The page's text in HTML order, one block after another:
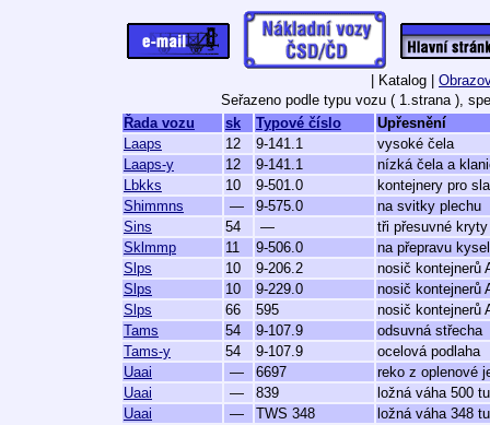
| Katalog |
Seřazeno podle typu vozu ( 1.strana ),
Řada vozu
sk Typové číslo
Upřesnění
Laaps
12 9-141.1
vysoké čela
Laaps-y
12 9-141.1
nízká čela a
Lbkks
10 9-501.0
kontejnery pro
Shimmns
— 9-575.0
na svitky plechu
Sins
54 —
tři přesuvné kryty
Sklmmp
11 9-506.0
na přepravu
Slps
10 9-206.2
nosič kontejnerů
Slps
10 9-229.0
nosič kontejnerů
Slps
66 595
nosič kontejnerů
Tams
54 9-107.9
odsuvná střecha
Tams-y
54 9-107.9
ocelová podlaha
Uaai
— 6697
reko z oplenové
Uaai
— 839
ložná váha 500
Uaai
— TWS 348
ložná váha 348